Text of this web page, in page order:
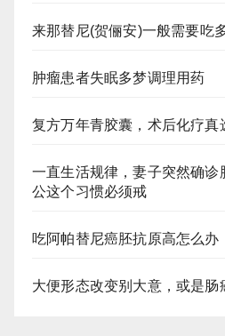
来那替尼(贺俪安)一般需要吃
肿瘤患者失眠多梦调理用药
复方万年青胶囊，术后化疗真
一直生活规律，妻子突然确诊
公这个习惯必须戒
吃阿帕替尼癌胚抗原高怎么办
大便形态改变别大意，或是肠